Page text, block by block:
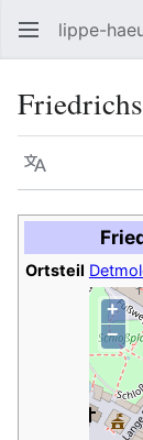
lippe-
Sprache
Ortsteil
+
−